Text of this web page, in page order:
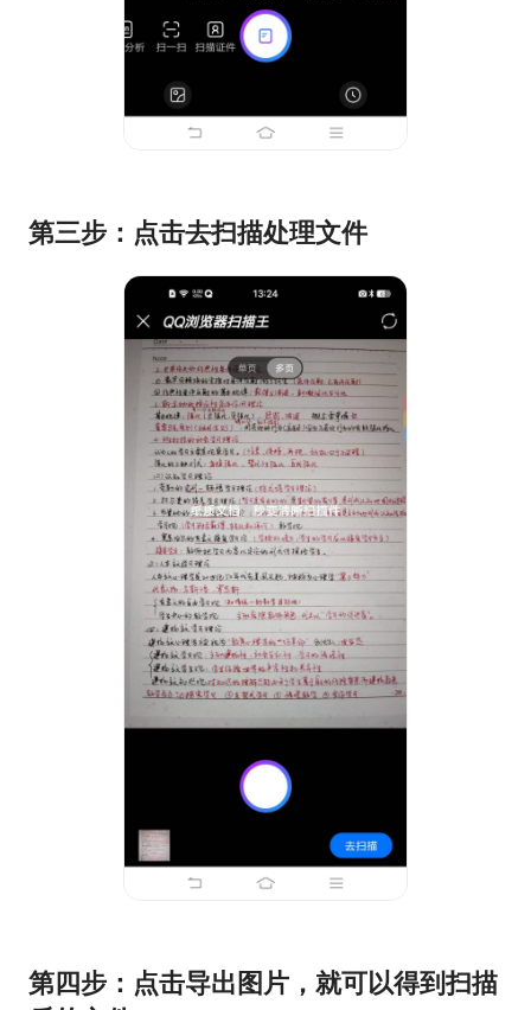
第三步：点击去扫描处理文件
第四步：点击导出图片，就可以得到扫描